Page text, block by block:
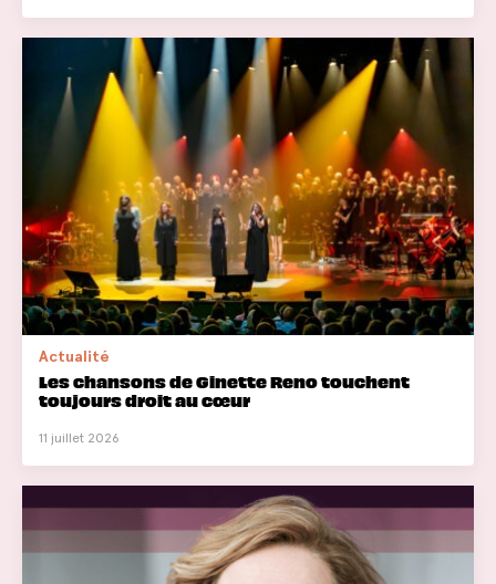
Actualité
Les chansons de Ginette Reno touchent
toujours droit au cœur
11 juillet 2026